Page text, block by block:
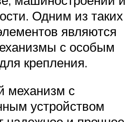
Одним из таких
являются
с особым
крепления.
механизм с
устройством